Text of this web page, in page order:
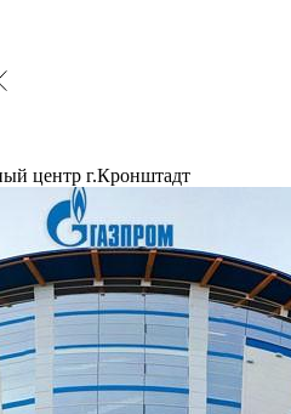
центр г.Кронштадт